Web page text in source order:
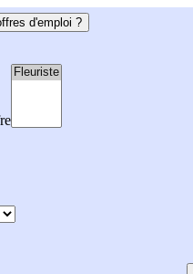
d'emploi ?